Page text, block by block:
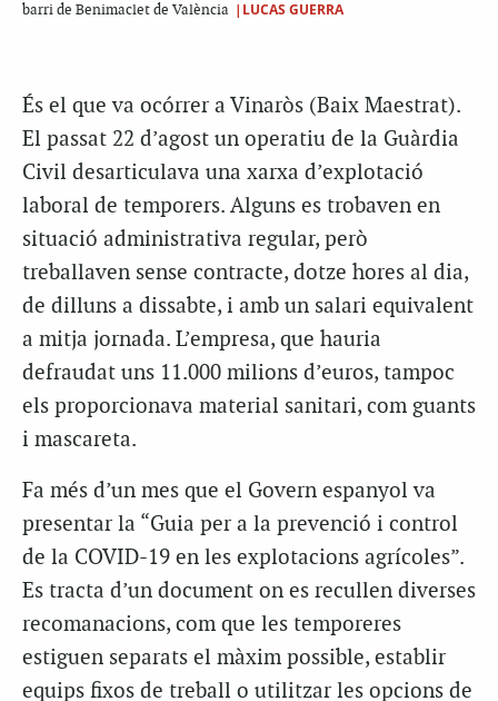
barri de Benimaclet de València |LUCAS GUERRA
És el que va ocórrer a Vinaròs (Baix Maestrat).
El passat 22 d’agost un operatiu de la Guàrdia
Civil desarticulava una xarxa d’explotació
laboral de temporers. Alguns es trobaven en
situació administrativa regular, però
treballaven sense contracte, dotze hores al dia,
de dilluns a dissabte, i amb un salari equivalent
a mitja jornada. L’empresa, que hauria
defraudat uns 11.000 milions d’euros, tampoc
els proporcionava material sanitari, com guants
i mascareta.
Fa més d’un mes que el Govern espanyol va
presentar la “Guia per a la prevenció i control
de la COVID-19 en les explotacions agrícoles”.
Es tracta d’un document on es recullen diverses
recomanacions, com que les temporeres
estiguen separats el màxim possible, establir
equips fixos de treball o utilitzar les opcions de